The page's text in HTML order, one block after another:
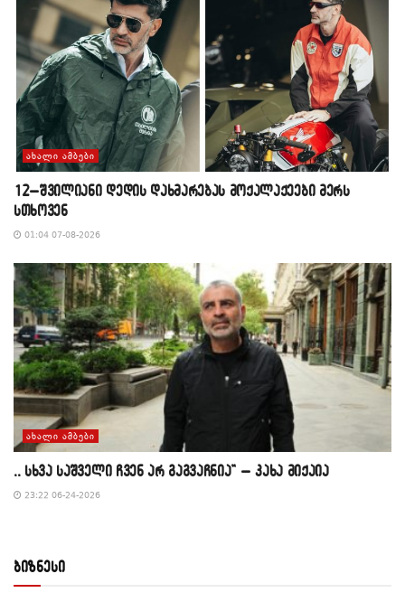
ᲐᲮᲐᲚᲘ ᲐᲛᲑᲔᲑᲘ
12–შვილიანი დედის დახმარებას მოქალაქეები მერს
სთხოვენ
01:04 07-08-2026
ᲐᲮᲐᲚᲘ ᲐᲛᲑᲔᲑᲘ
,, სხვა საშველი ჩვენ არ გაგვაჩნია” – კახა მიქაია
23:22 06-24-2026
ბიზნესი